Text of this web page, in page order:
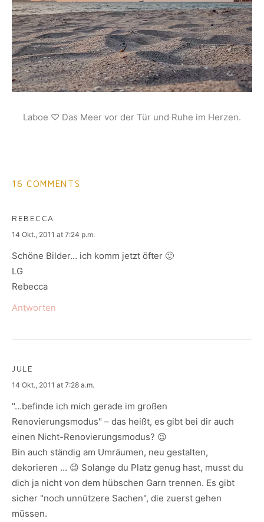
Laboe ♡ Das Meer vor der Tür und Ruhe im Herzen.
16 COMMENTS
REBECCA
says:
14 Okt., 2011 at 7:24 p.m.
Schöne Bilder… ich komm jetzt öfter 🙂
LG
Rebecca
Antworten
JULE
says:
14 Okt., 2011 at 7:28 a.m.
"…befinde ich mich gerade im großen
Renovierungsmodus" – das heißt, es gibt bei dir auch
einen Nicht-Renovierungsmodus? 😉
Bin auch ständig am Umräumen, neu gestalten,
dekorieren … 😉 Solange du Platz genug hast, musst du
dich ja nicht von dem hübschen Garn trennen. Es gibt
sicher "noch unnützere Sachen", die zuerst gehen
müssen.